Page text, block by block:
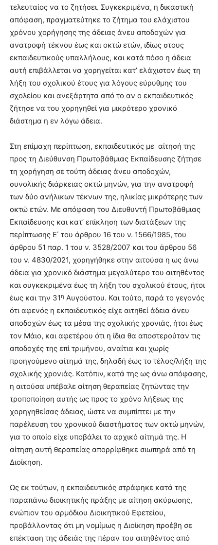
τελευταίος να το ζητήσει. Συγκεκριμένα, η δικαστική
απόφαση, πραγματεύτηκε το ζήτημα του ελάχιστου
χρόνου χορήγησης της άδειας άνευ αποδοχών για
ανατροφή τέκνου έως και οκτώ ετών, ιδίως στους
εκπαιδευτικούς υπαλλήλους, και κατά πόσο η άδεια
αυτή επιβάλλεται να χορηγείται κατ’ ελάχιστον έως τη
λήξη του σχολικού έτους για λόγους εύρυθμης του
σχολείου και ανεξάρτητα από το αν ο εκπαιδευτικός
ζήτησε να του χορηγηθεί για μικρότερο χρονικό
διάστημα η εν λόγω άδεια.
Στη επίμαχη περίπτωση, εκπαιδευτικός με αίτησή της
προς τη Διεύθυνση Πρωτοβάθμιας Εκπαίδευσης ζήτησε
τη χορήγηση σε τούτη άδειας άνευ αποδοχών,
συνολικής διάρκειας οκτώ μηνών, για την ανατροφή
των δύο ανήλικων τέκνων της, ηλικίας μικρότερης των
οκτώ ετών. Με απόφαση του Διευθυντή Πρωτοβάθμιας
Εκπαίδευσης και κατ’ επίκληση των διατάξεων της
περίπτωσης Ε΄ του άρθρου 16 του ν. 1566/1985, του
άρθρου 51 παρ. 1 του ν. 3528/2007 και του άρθρου 56
του ν. 4830/2021, χορηγήθηκε στην αιτούσα η ως άνω
άδεια για χρονικό διάστημα μεγαλύτερο του αιτηθέντος
και συγκεκριμένα έως τη λήξη του σχολικού έτους, ήτοι
έως και την 31η Αυγούστου. Και τούτο, παρά το γεγονός
ότι αφενός η εκπαιδευτικός είχε αιτηθεί άδεια άνευ
αποδοχών έως τα μέσα της σχολικής χρονιάς, ήτοι έως
τον Μάιο, και αφετέρου ότι η ίδια θα αποστερούταν τις
αποδοχές της επί τριμήνου, αναίτια και χωρίς
προηγούμενο αίτημά της, δηλαδή έως το τέλος/λήξη της
σχολικής χρονιάς. Κατόπιν, κατά της ως άνω απόφασης,
η αιτούσα υπέβαλε αίτηση θεραπείας ζητώντας την
τροποποίηση αυτής ως προς το χρόνο λήξεως της
χορηγηθείσας άδειας, ώστε να συμπίπτει με την
παρέλευση του χρονικού διαστήματος των οκτώ μηνών,
για το οποίο είχε υποβάλει το αρχικό αίτημά της. Η
αίτηση αυτή θεραπείας απορρίφθηκε σιωπηρά από τη
Διοίκηση.
Ως εκ τούτων, η εκπαιδευτικός στράφηκε κατά της
παραπάνω διοικητικής πράξης με αίτηση ακύρωσης,
ενώπιον του αρμόδιου Διοικητικού Εφετείου,
προβάλλοντας ότι μη νομίμως η Διοίκηση προέβη σε
επέκταση της άδειάς της πέραν του αιτηθέντος από